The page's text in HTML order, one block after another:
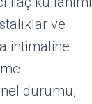
ve
ihtimaline
durumu,